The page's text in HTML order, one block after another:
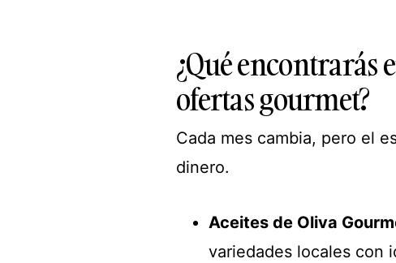
¿Qué encontrarás
ofertas gourmet?
Cada mes cambia, pero el
dinero.
Aceites de Oliva
variedades locales con